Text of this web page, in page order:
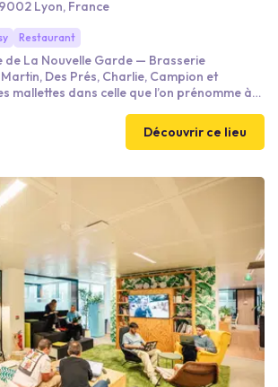
Lyon, France
Restaurant
de La Nouvelle Garde — Brasserie
Des Prés, Charlie, Campion et
mallettes dans celle que l’on prénomme à
lieu et place du mythique Eden Rock Café,
nouvelle fois ses couteaux dans sa dernière
du nouveau terroir qui l’abrite —
Découvrir ce lieu